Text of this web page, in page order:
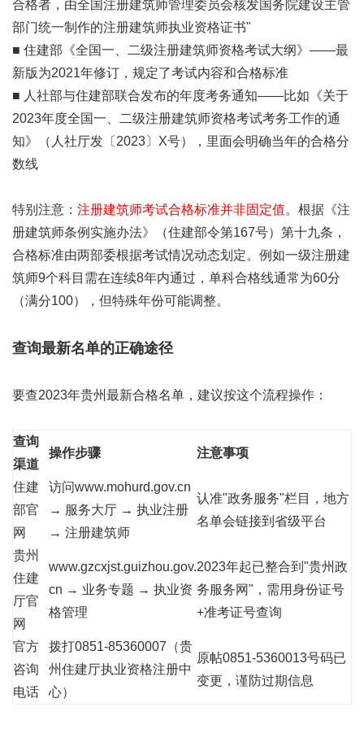
合格者，由全国注册建筑师管理委员会核发国务院建设主管
部门统一制作的注册建筑师执业资格证书"
■ 住建部《全国一、二级注册建筑师资格考试大纲》——最
新版为2021年修订，规定了考试内容和合格标准
■ 人社部与住建部联合发布的年度考务通知——比如《关于
2023年度全国一、二级注册建筑师资格考试考务工作的通
知》（人社厅发〔2023〕X号），里面会明确当年的合格分
数线
特别注意： 注册建筑师考试合格标准并非固定值。根据《注
册建筑师条例实施办法》（住建部令第167号）第十九条，
合格标准由两部委根据考试情况动态划定。例如一级注册建
筑师9个科目需在连续8年内通过，单科合格线通常为60分
（满分100），但特殊年份可能调整。
查询最新名单的正确途径
要查2023年贵州最新合格名单，建议按这个流程操作：
查询
渠道
操作步骤 注意事项
住建
部官
网
访问www.mohurd.gov.cn
→ 服务大厅 → 执业注册
→ 注册建筑师
认准"政务服务"栏目，地方
名单会链接到省级平台
贵州
住建
厅官
网
www.gzcxjst.guizhou.gov.
cn → 业务专题 → 执业资
格管理
2023年起已整合到"贵州政
务服务网"，需用身份证号
+准考证号查询
官方
咨询
电话
拨打0851-85360007（贵
州住建厅执业资格注册中
心）
原帖0851-5360013号码已
变更，谨防过期信息